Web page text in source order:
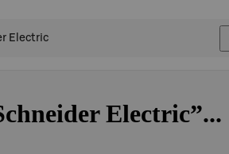
Electric”...